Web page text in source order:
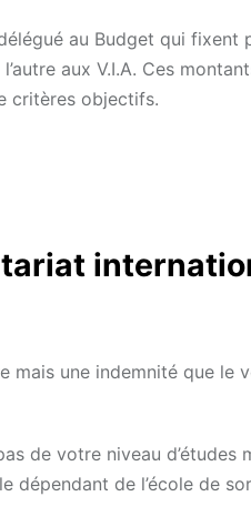
au Budget qui
aux V.I.A. Ces
critères objectifs.
mais une indemnité que
de votre niveau d’études
dépendant de l’école de